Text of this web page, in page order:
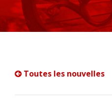
Toutes les nouvelles